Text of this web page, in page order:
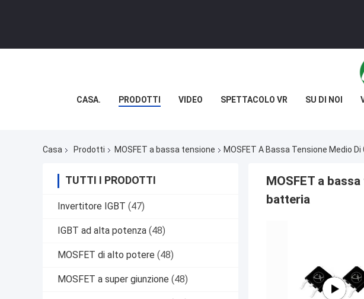
CASA. PRODOTTI VIDEO SPETTACOLO VR SU DI NOI
Casa Prodotti MOSFET a bassa tensione MOSFET A Bassa Tensione Medio
TUTTI I PRODOTTI
Invertitore IGBT (47)
IGBT ad alta potenza (48)
MOSFET di alto potere (48)
MOSFET a super giunzione (48)
MOSFET a
batteria